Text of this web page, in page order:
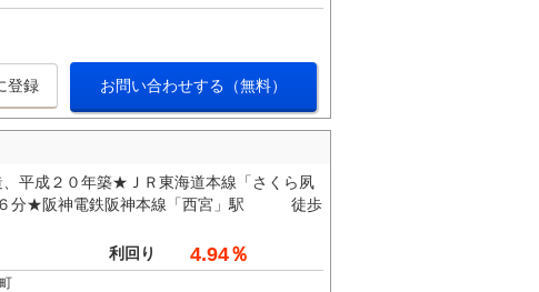
登録 お問い合わせする（無料）
成２０年築★ＪＲ東海道本線「さくら夙
★阪神電鉄阪神本線「西宮」駅 徒歩
利回り 4.94％